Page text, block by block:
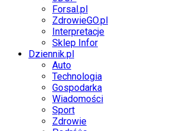
Forsal.pl
ZdrowieGO.pl
Interpretacje
Sklep Infor
Dziennik.pl
Auto
Technologia
Gospodarka
Wiadomości
Sport
Zdrowie